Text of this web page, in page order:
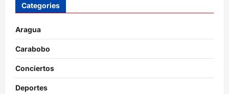
Categories
Aragua
Carabobo
Conciertos
Deportes